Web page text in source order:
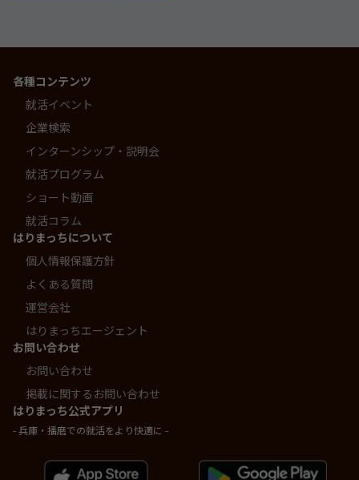
各種コンテンツ
就活イベント
企業検索
インターンシップ・説明会
就活プログラム
ショート動画
就活コラム
はりまっちについて
個人情報保護方針
よくある質問
運営会社
はりまっちエージェント
お問い合わせ
お問い合わせ
掲載に関するお問い合わせ
はりまっち公式アプリ
- 兵庫・播磨での就活をより快適に -